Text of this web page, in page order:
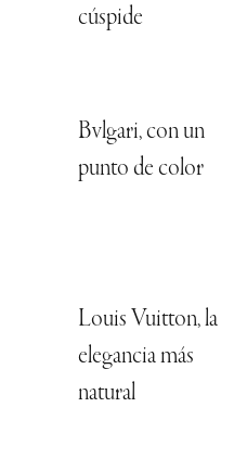
cúspide
Bvlgari, con un
punto de color
Louis Vuitton, la
elegancia más
natural